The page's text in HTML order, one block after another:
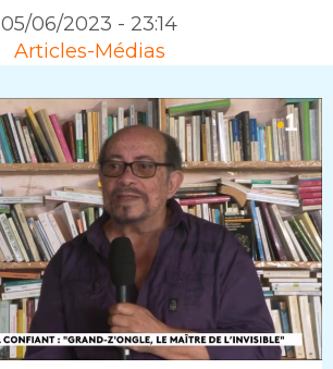
05/06/2023 - 23:14
Articles-Médias